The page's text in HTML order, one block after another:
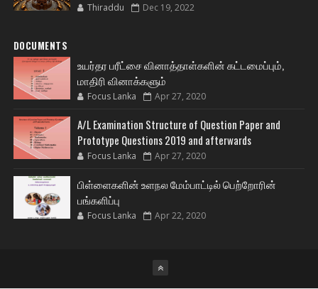
Thiraddu Dec 19, 2022
DOCUMENTS
உயர்தர பரீட்சை வினாத்தாள்களின் கட்டமைப்பும்,
மாதிரி வினாக்களும்
Focus Lanka Apr 27, 2020
A/L Examination Structure of Question Paper and
Prototype Questions 2019 and afterwards
Focus Lanka Apr 27, 2020
பிள்ளைகளின் உளநல மேம்பாட்டில் பெற்றோரின்
பங்களிப்பு
Focus Lanka Apr 22, 2020